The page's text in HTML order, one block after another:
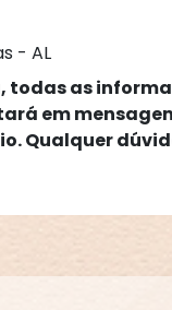
- AL
todas as
em
Qualquer